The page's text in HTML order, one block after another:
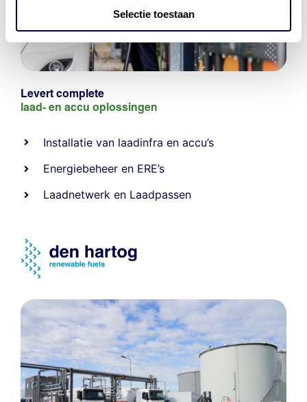
Selectie toestaan
Levert complete
laad- en accu oplossingen
Installatie van laadinfra en accu’s
Energiebeheer en ERE’s
Laadnetwerk en Laadpassen